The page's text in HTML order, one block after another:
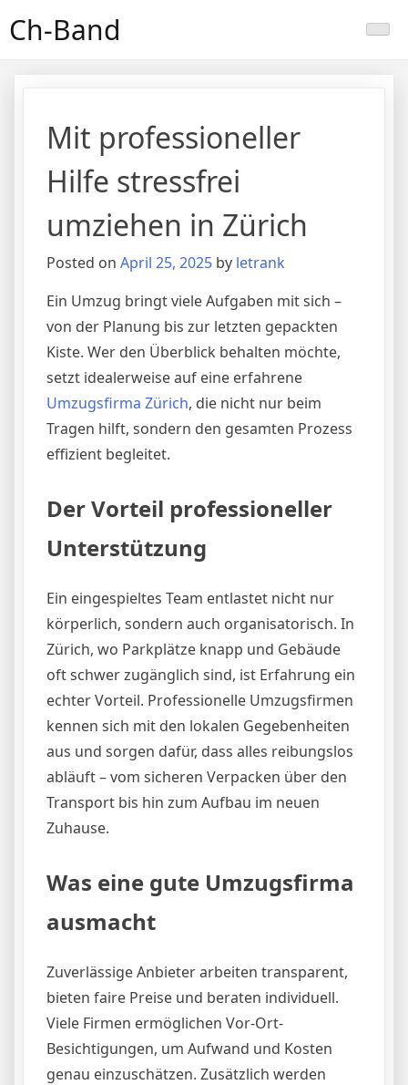
toCh-Band
Mit professioneller
Hilfe stressfrei
umziehen in Zürich
Posted on April 25, 2025 by letrank
Ein Umzug bringt viele Aufgaben mit sich –
von der Planung bis zur letzten gepackten
Kiste. Wer den Überblick behalten möchte,
setzt idealerweise auf eine erfahrene
Umzugsfirma Zürich, die nicht nur beim
Tragen hilft, sondern den gesamten Prozess
effizient begleitet.
Der Vorteil professioneller
Unterstützung
Ein eingespieltes Team entlastet nicht nur
körperlich, sondern auch organisatorisch. In
Zürich, wo Parkplätze knapp und Gebäude
oft schwer zugänglich sind, ist Erfahrung ein
echter Vorteil. Professionelle Umzugsfirmen
kennen sich mit den lokalen Gegebenheiten
aus und sorgen dafür, dass alles reibungslos
abläuft – vom sicheren Verpacken über den
Transport bis hin zum Aufbau im neuen
Zuhause.
Was eine gute Umzugsfirma
ausmacht
Zuverlässige Anbieter arbeiten transparent,
bieten faire Preise und beraten individuell.
Viele Firmen ermöglichen Vor-Ort-
Besichtigungen, um Aufwand und Kosten
genau einzuschätzen. Zusätzlich werden